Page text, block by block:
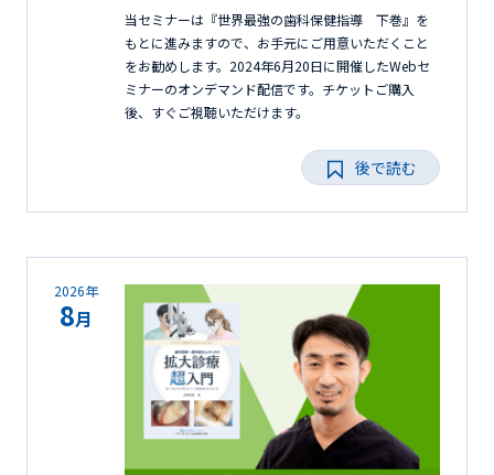
当セミナーは『世界最強の歯科保健指導 下巻』を
もとに進みますので、お手元にご用意いただくこと
をお勧めします。2024年6月20日に開催したWebセ
ミナーのオンデマンド配信です。チケットご購入
後、すぐご視聴いただけます。
後で読む
2026年
8月